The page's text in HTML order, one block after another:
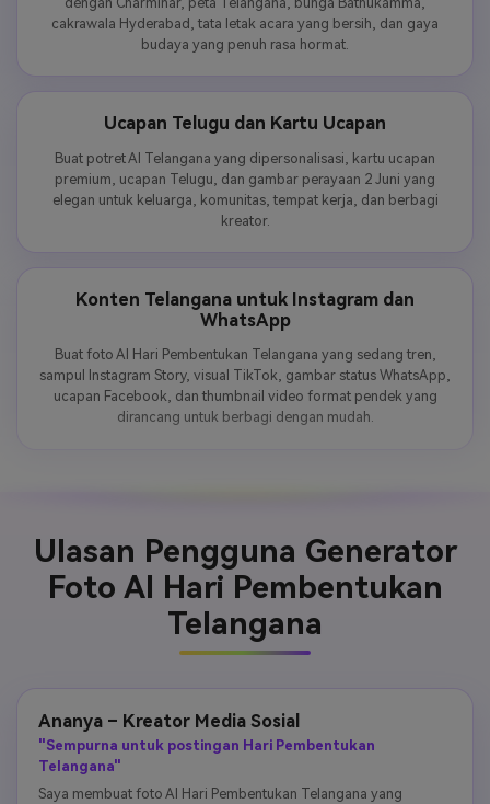
cakrawala Hyderabad, tata letak acara yang bersih, dan gaya
budaya yang penuh rasa hormat.
Ucapan Telugu dan Kartu Ucapan
Buat potret AI Telangana yang dipersonalisasi, kartu ucapan
premium, ucapan Telugu, dan gambar perayaan 2 Juni yang
elegan untuk keluarga, komunitas, tempat kerja, dan berbagi
kreator.
Konten Telangana untuk Instagram dan
WhatsApp
Buat foto AI Hari Pembentukan Telangana yang sedang tren,
sampul Instagram Story, visual TikTok, gambar status WhatsApp,
ucapan Facebook, dan thumbnail video format pendek yang
dirancang untuk berbagi dengan mudah.
Ulasan Pengguna Generator
Foto AI Hari Pembentukan
Telangana
Ananya – Kreator Media Sosial
"Sempurna untuk postingan Hari Pembentukan
Telangana"
Saya membuat foto AI Hari Pembentukan Telangana yang